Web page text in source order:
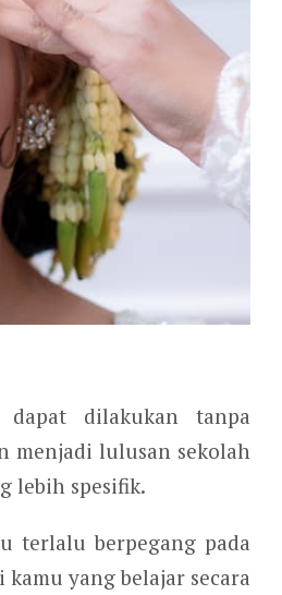
dilakukan tanpa
menjadi lulusan sekolah
lebih spesifik.
terlalu berpegang pada
yang belajar secara